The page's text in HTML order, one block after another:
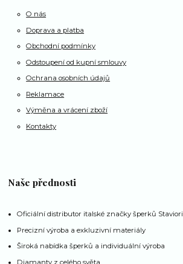
O nás
Doprava a platba
Obchodní podmínky
Odstoupení od kupní smlouvy
Ochrana osobních údajů
Reklamace
Výměna a vrácení zboží
Kontakty
Naše přednosti
Oficiální distributor italské značky šperků Staviori
Precizní výroba a exkluzivní materiály
Široká nabídka šperků a individuální výroba
Diamanty z celého světa